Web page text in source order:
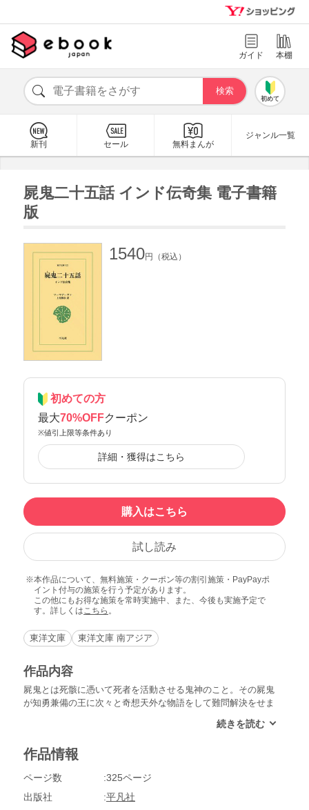
ガイド 本棚
初めて
新刊 セール 無料まんが
ジャンル一覧
屍鬼二十五話 インド伝奇集 電子書籍
版
1540円（税込）
初めての方
最大70%OFFクーポン
※値引上限等条件あり
詳細・獲得はこちら
購入はこちら
試し読み
本作品について、無料施策・クーポン等の割引施策・PayPayポ
イント付与の施策を行う予定があります。
この他にもお得な施策を常時実施中、また、今後も実施予定で
す。詳しくはこちら 。
東洋文庫 東洋文庫 南アジア
作品内容
屍鬼とは死骸に憑いて死者を活動させる鬼神のこと。その屍鬼
が知勇兼備の王に次々と奇想天外な物語をして難問解決をせま
作品情報
ページ数
325ページ
出版社
平凡社